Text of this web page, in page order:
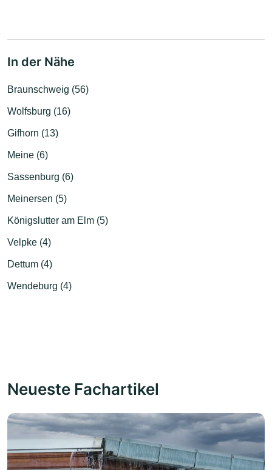
In der Nähe
Braunschweig (56)
Wolfsburg (16)
Gifhorn (13)
Meine (6)
Sassenburg (6)
Meinersen (5)
Königslutter am Elm (5)
Velpke (4)
Dettum (4)
Wendeburg (4)
Neueste Fachartikel